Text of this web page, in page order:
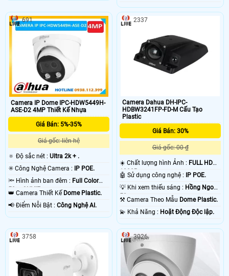
Camera IP Dome IPC-HDW5449H-
ASE-D2 4MP Thiết Kế Nhựa
Giá Bán: 5%-35%
Giá gốc: liên hệ
🔅 Độ sắc nét : Ultra 2k + .
✳️ Công Nghệ Camera :
IP POE.
🔦 Hình ảnh ban đêm : Full Color
50m ONVIF.
👑 Camera Thiết Kế Dome Plastic.
️📢 Điểm Nỗi Bật : Công Nghệ AI.
691
Camera Dahua DH-IPC-
HDBW3241FP-FD-M Cấu Tạo
Plastic
Giá Bán: 30%
Giá gốc: 00 ₫
☀️ Chất lượng hình Ảnh : FULL HD
1080P .
🤖️ Sử dụng công nghệ :
IP POE.
💡 Khi xem thiếu sáng : Hồng Ngoại
50m .⚒ Camera Theo Mẫu Dome Plastic.
️💫 Khả Năng : Hoặt Động Độc lập.
2337
3758 3026